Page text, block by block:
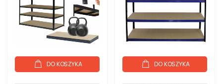
DO KOSZYKA DO KOSZYKA